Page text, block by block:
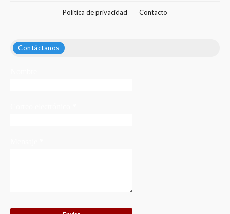
Política de privacidad Contacto
Contáctanos